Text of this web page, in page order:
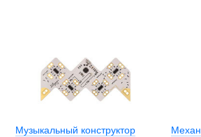
Музыкальный конструктор